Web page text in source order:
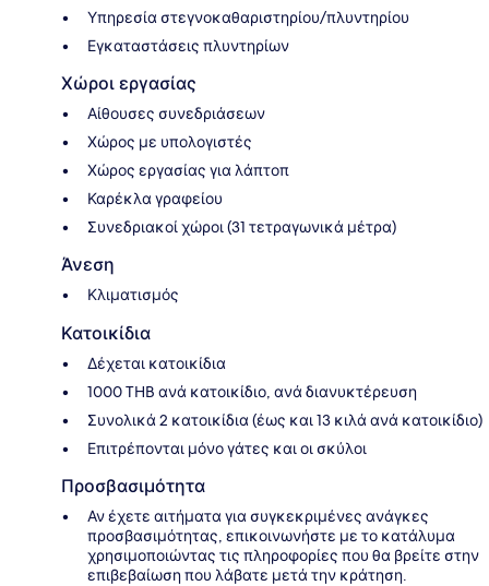
Υπηρεσία στεγνοκαθαριστηρίου/πλυντηρίου
Εγκαταστάσεις πλυντηρίων
Χώροι εργασίας
Αίθουσες συνεδριάσεων
Χώρος με υπολογιστές
Χώρος εργασίας για λάπτοπ
Καρέκλα γραφείου
Συνεδριακοί χώροι (31 τετραγωνικά μέτρα)
Άνεση
Κλιματισμός
Κατοικίδια
Δέχεται κατοικίδια
1000 THB ανά κατοικίδιο, ανά διανυκτέρευση
Συνολικά 2 κατοικίδια (έως και 13 κιλά ανά κατοικίδιο)
Επιτρέπονται μόνο γάτες και οι σκύλοι
Προσβασιμότητα
Αν έχετε αιτήματα για συγκεκριμένες ανάγκες
προσβασιμότητας, επικοινωνήστε με το κατάλυμα
χρησιμοποιώντας τις πληροφορίες που θα βρείτε στην
επιβεβαίωση που λάβατε μετά την κράτηση.